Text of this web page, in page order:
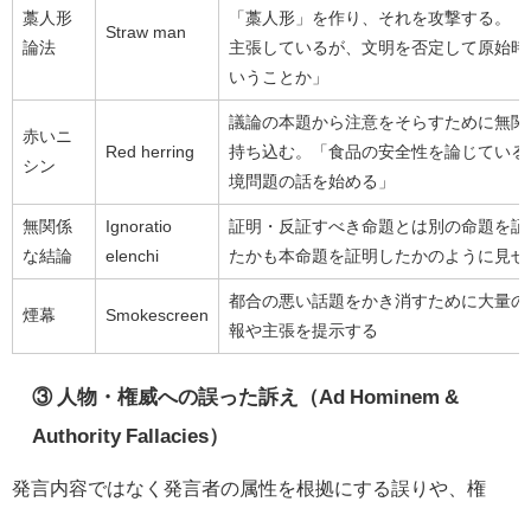
藁人形
論法
Straw man
「藁人形」を作り、それを攻撃する。
主張しているが、文明を否定して原始
いうことか」
赤いニ
シン
Red herring
議論の本題から注意をそらすために無
持ち込む。「食品の安全性を論じてい
境問題の話を始める」
無関係
な結論
Ignoratio
elenchi
証明・反証すべき命題とは別の命題を
たかも本命題を証明したかのように見せ
煙幕 Smokescreen
都合の悪い話題をかき消すために大量
報や主張を提示する
③ 人物・権威への誤った訴え（Ad Hominem &
Authority Fallacies）
発言内容ではなく発言者の属性を根拠にする誤りや、権